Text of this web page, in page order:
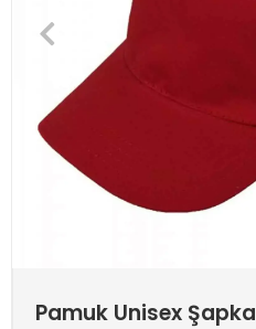
Pamuk Unisex Şapka